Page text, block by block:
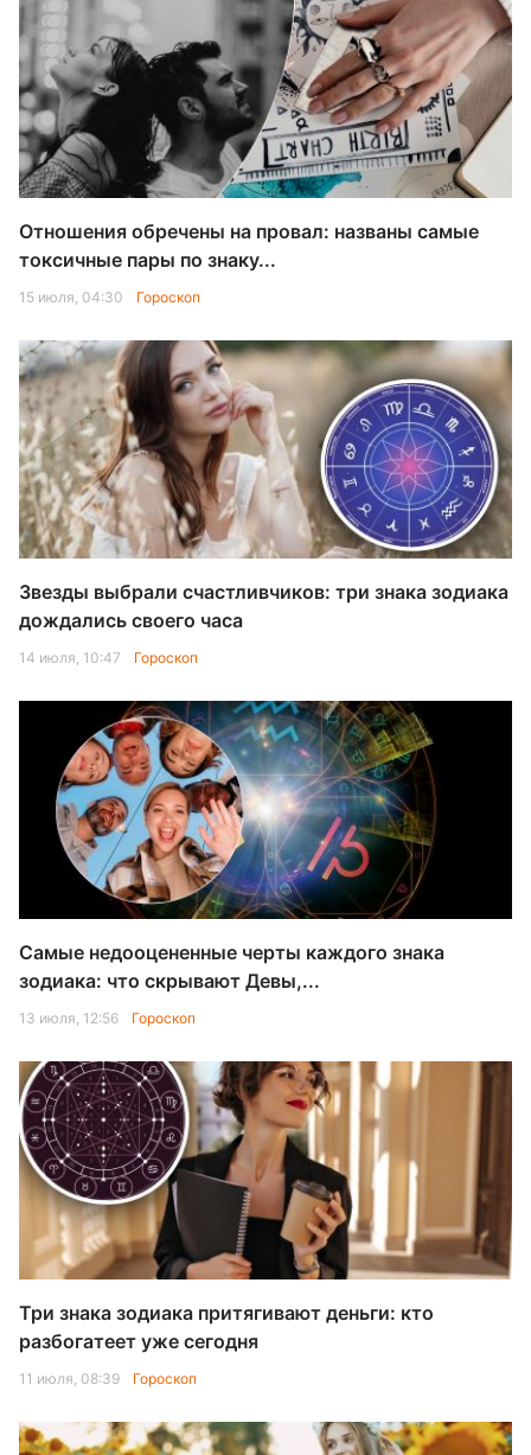
Отношения обречены на провал: названы самые
токсичные пары по знаку...
15 июля, 04:30 Гороскоп
Звезды выбрали счастливчиков: три знака зодиака
дождались своего часа
14 июля, 10:47 Гороскоп
Самые недооцененные черты каждого знака
зодиака: что скрывают Девы,...
13 июля, 12:56 Гороскоп
Три знака зодиака притягивают деньги: кто
разбогатеет уже сегодня
11 июля, 08:39 Гороскоп